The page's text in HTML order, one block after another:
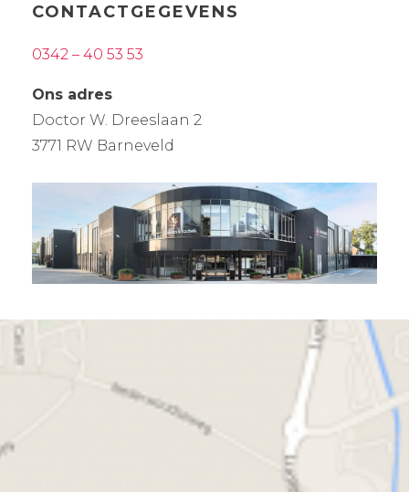
CONTACTGEGEVENS
0342 – 40 53 53
Ons adres
Doctor W. Dreeslaan 2
3771 RW Barneveld